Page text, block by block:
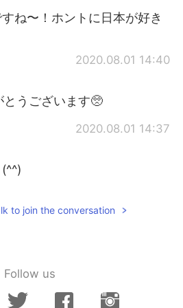
ね〜！ホントに日本が好き
2020.08.01 14:40
とうございます🥺
2020.08.01 14:37
to join the conversation
Follow us